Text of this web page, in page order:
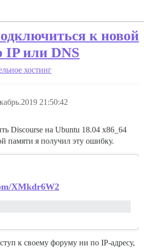
к новой
IP или DNS
хостинг
21:50:42
Discourse на Ubuntu 18.04 x86_64
памяти я получил эту ошибку.
XMkdr6W2
к своему форуму ни по IP-адресу,